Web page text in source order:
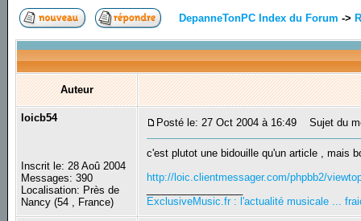
DepanneTonPC Index du Forum ->
Auteur
loicb54
Inscrit le: 28 Aoû 2004
Messages: 390
Localisation: Près de
Nancy (54 , France)
Posté le: 27 Oct 2004 à 16:49 Sujet du
c'est plutot une bidouille qu'un article , mais
http://loic.clientmessager.com/phpbb2/
ExclusiveMusic.fr : l'actualité musicale ...